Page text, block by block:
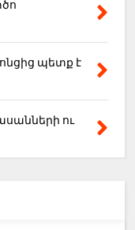
պետք է
ու